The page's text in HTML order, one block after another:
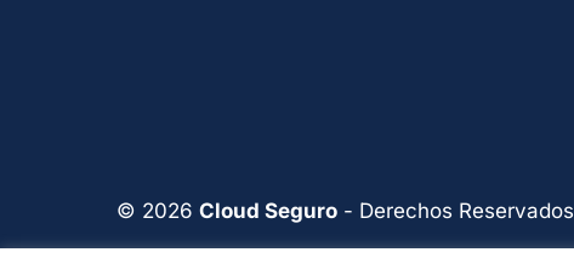
© 2026 Cloud Seguro - Derechos Reservados